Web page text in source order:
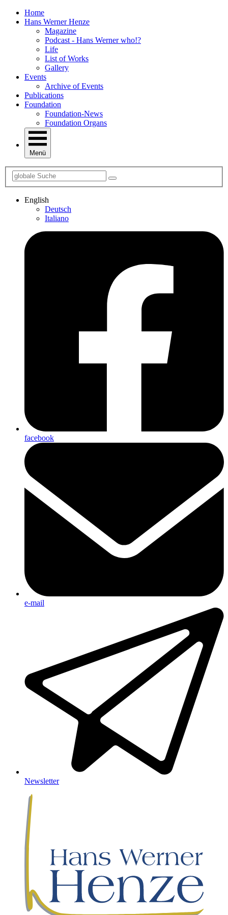
Home
Hans Werner Henze
Magazine
Podcast - Hans Werner who!?
Life
List of Works
Gallery
Events
Archive of Events
Publications
Foundation
Foundation-News
Foundation Organs
Menü
English
Deutsch
Italiano
facebook
e-mail
Newsletter